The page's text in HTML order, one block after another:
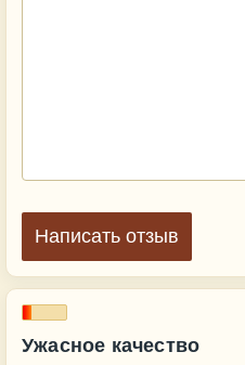
Ужасное качество
Написать отзыв